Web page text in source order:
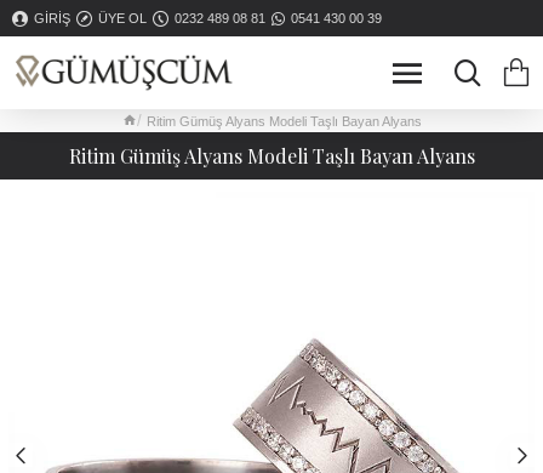
GIRIŞ ÜYE OL 0232 489 08 81 0541 430 00 39
Ritim Gümüş Alyans Modeli Taşlı Bayan Alyans
Ritim Gümüş Alyans Modeli Taşlı Bayan Alyans